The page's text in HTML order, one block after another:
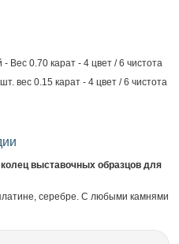
Вес 0.70 карат - 4 цвет / 6 чистота
вес 0.15 карат - 4 цвет / 6 чистота
выставочных образцов для
серебре. С любыми камнями